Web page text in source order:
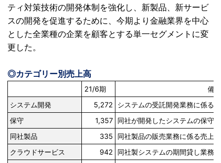
ティ対策技術の開発体制を強化し、新製品、新サービ
スの開発を促進するために、今期より金融業界を中心
とした全業種の企業を顧客とする単一セグメントに変
更した。
◎カテゴリー別売上高
21/6期
備考
システム開発
5,272
システムの受託開発業務に係る
保守
1,357
同社が開発したシステムの保守
同社製品
335
同社製品の販売業務に係る売上
クラウドサービス
942
同社製システムの期間貸し業務